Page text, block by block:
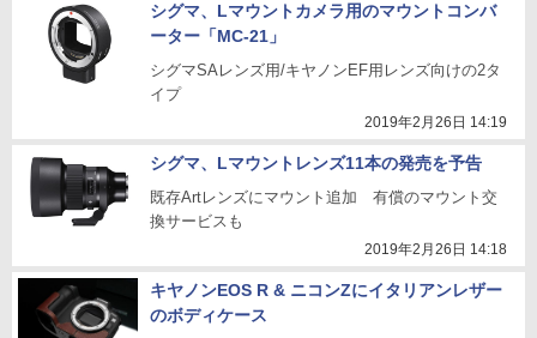
シグマ、Lマウントカメラ用のマウントコンバ
ーター「MC-21」
シグマSAレンズ用/キヤノンEF用レンズ向けの2タ
イプ
2019年2月26日 14:19
シグマ、Lマウントレンズ11本の発売を予告
既存Artレンズにマウント追加 有償のマウント交
換サービスも
2019年2月26日 14:18
キヤノンEOS R & ニコンZにイタリアンレザー
のボディケース